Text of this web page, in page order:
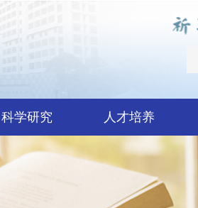
科学研究 人才培养